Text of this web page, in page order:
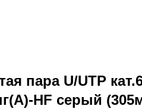
пара U/UTP
HF серый